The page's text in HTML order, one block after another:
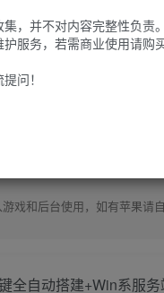
30 限时特惠
100
个人会员
戏和后台使用，如有苹果请
，并不对内容完整性负责
服务，若需商业使用请购买
问！